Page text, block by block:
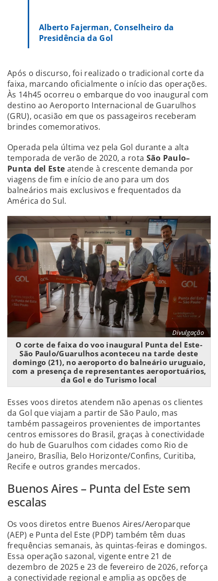
Alberto Fajerman, Conselheiro da
Presidência da Gol
Após o discurso, foi realizado o tradicional corte da
faixa, marcando oficialmente o início das operações.
Às 14h45 ocorreu o embarque do voo inaugural com
destino ao Aeroporto Internacional de Guarulhos
(GRU), ocasião em que os passageiros receberam
brindes comemorativos.
Operada pela última vez pela Gol durante a alta
temporada de verão de 2020, a rota São Paulo–
Punta del Este atende à crescente demanda por
viagens de fim e início de ano para um dos
balneários mais exclusivos e frequentados da
América do Sul.
Divulgação
O corte de faixa do voo inaugural Punta del Este-
São Paulo/Guarulhos aconteceu na tarde deste
domingo (21), no aeroporto do balneário uruguaio,
com a presença de representantes aeroportuários,
da Gol e do Turismo local
Esses voos diretos atendem não apenas os clientes
da Gol que viajam a partir de São Paulo, mas
também passageiros provenientes de importantes
centros emissores do Brasil, graças à conectividade
do hub de Guarulhos com cidades como Rio de
Janeiro, Brasília, Belo Horizonte/Confins, Curitiba,
Recife e outros grandes mercados.
Buenos Aires – Punta del Este sem
escalas
Os voos diretos entre Buenos Aires/Aeroparque
(AEP) e Punta del Este (PDP) também têm duas
frequências semanais, às quintas-feiras e domingos.
Essa operação sazonal, vigente entre 21 de
dezembro de 2025 e 23 de fevereiro de 2026, reforça
a conectividade regional e amplia as opções de